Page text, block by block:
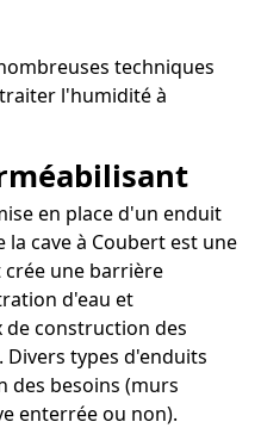
techniques
l'humidité à
en place d'un enduit
cave à Coubert est une
une barrière
d'eau et
construction des
types d'enduits
des besoins (murs
enterrée ou non).